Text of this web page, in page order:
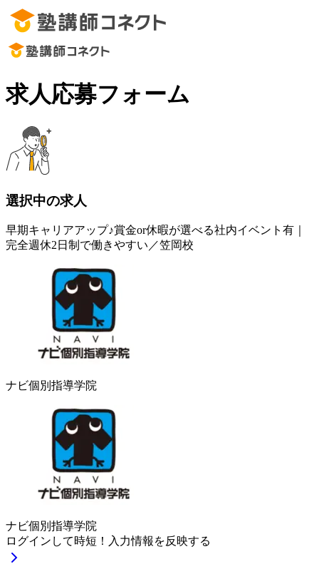
求人応募フォーム
選択中の求人
早期キャリアアップ♪賞金or休暇が選べる社内イベント有｜
完全週休2日制で働きやすい／笠岡校
ナビ個別指導学院
ナビ個別指導学院
ログインして時短！入力情報を反映する